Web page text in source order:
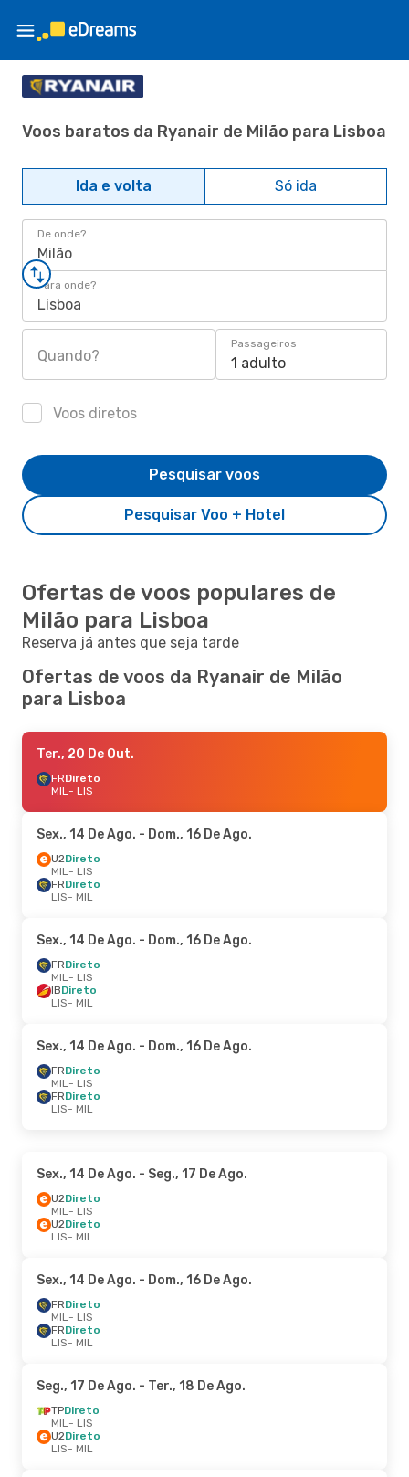
Voos baratos da Ryanair de Milão para Lisboa
Ida e volta Só ida
De onde?
Milão
Para onde?
Lisboa
Quando?
Passageiros
1 adulto
Voos diretos
Pesquisar Voo + Hotel
Pesquisar voos
Ofertas de voos populares de
Milão para Lisboa
Reserva já antes que seja tarde
Ofertas de voos da Ryanair de Milão
para Lisboa
Ter., 20 De Out.
FRDireto
MIL- LIS
Sex., 14 De Ago. - Dom., 16 De Ago.
U2Direto
MIL- LIS
FRDireto
LIS- MIL
Sex., 14 De Ago. - Dom., 16 De Ago.
FRDireto
MIL- LIS
IBDireto
LIS- MIL
Sex., 14 De Ago. - Dom., 16 De Ago.
FRDireto
MIL- LIS
FRDireto
LIS- MIL
Sex., 14 De Ago. - Seg., 17 De Ago.
U2Direto
MIL- LIS
U2Direto
LIS- MIL
Sex., 14 De Ago. - Dom., 16 De Ago.
FRDireto
MIL- LIS
FRDireto
LIS- MIL
Seg., 17 De Ago. - Ter., 18 De Ago.
TPDireto
MIL- LIS
U2Direto
LIS- MIL